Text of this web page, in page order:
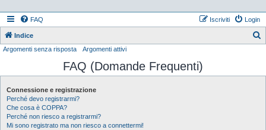
FAQ Login
Iscriviti
Indice
c
Argomenti senza risposta Argomenti attivi
FAQ (Domande Frequenti)
Connessione e registrazione
Perché devo registrarmi?
Che cosa è COPPA?
Perché non riesco a registrarmi?
Mi sono registrato ma non riesco a connettermi!